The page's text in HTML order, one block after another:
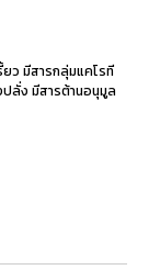
ยว มีสารกลุ่มแคโรที
ลั่ง มีสารต้านอนุมูล